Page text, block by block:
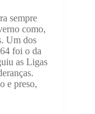
sempre
como,
Um dos
foi o da
as Ligas
e preso,